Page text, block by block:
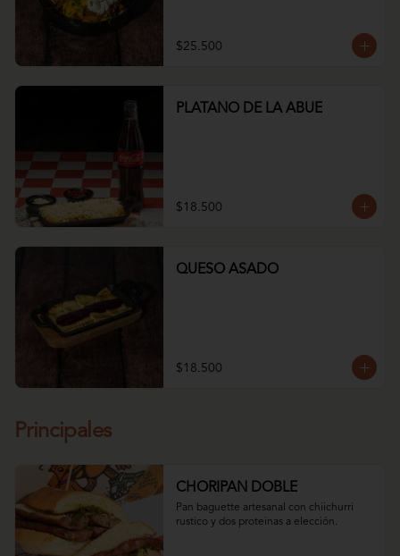
$25.500
PLATANO DE LA ABUE
$18.500
QUESO ASADO
$18.500
Principales
CHORIPAN DOBLE
Pan baguette artesanal con chiichurri
rustico y dos proteinas a elección.